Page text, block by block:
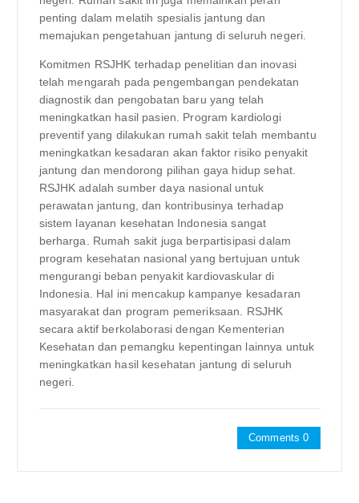
penting dalam melatih spesialis jantung dan
memajukan pengetahuan jantung di seluruh negeri.
Komitmen RSJHK terhadap penelitian dan inovasi
telah mengarah pada pengembangan pendekatan
diagnostik dan pengobatan baru yang telah
meningkatkan hasil pasien. Program kardiologi
preventif yang dilakukan rumah sakit telah membantu
meningkatkan kesadaran akan faktor risiko penyakit
jantung dan mendorong pilihan gaya hidup sehat.
RSJHK adalah sumber daya nasional untuk
perawatan jantung, dan kontribusinya terhadap
sistem layanan kesehatan Indonesia sangat
berharga. Rumah sakit juga berpartisipasi dalam
program kesehatan nasional yang bertujuan untuk
mengurangi beban penyakit kardiovaskular di
Indonesia. Hal ini mencakup kampanye kesadaran
masyarakat dan program pemeriksaan. RSJHK
secara aktif berkolaborasi dengan Kementerian
Kesehatan dan pemangku kepentingan lainnya untuk
meningkatkan hasil kesehatan jantung di seluruh
negeri.
Comments 0